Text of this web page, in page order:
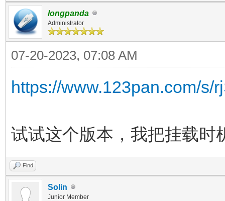
longpanda
Administrator
07-20-2023, 07:08 AM
https://www.123pan.com/s/
试试这个版本，我把挂载时
Find
Solin
Junior Member